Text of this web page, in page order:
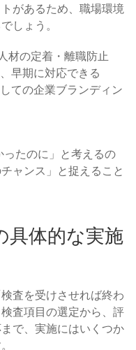
があるため、職場環境
しょう。
材の定着・離職防止
早期に対応できる
ての企業ブランディン
ったのに」と考えるの
ャンス」と捉えること
具体的な実施
査を受けさせれば終わ
査項目の選定から、評
で、実施にはいくつか